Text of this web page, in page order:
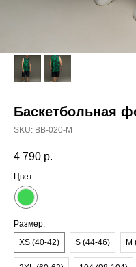
Баскетбольная
SKU: BB-020-M
4 790 р.
Цвет
Размер:
XS (40-42)
S (44-46) M